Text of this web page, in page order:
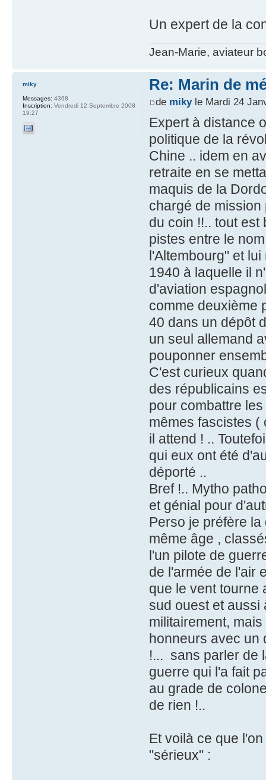
Un expert de la
Jean-Marie, aviateur
Re: Marin de
de mikyle Mardi 24
Expert à distance
politique de la
Chine .. idem en
retraite en se
maquis de la
chargé de
du coin !!.. tout
pistes entre le
l'Altembourg" et
1940 à laquelle il
d'aviation
comme deuxième
40 dans un dépôt
un seul allemand
pouponner
C'est curieux
des républicains
pour combattre
mêmes fascistes (
il attend ! ..
qui eux ont été
déporté ..
Bref !.. Mytho
et génial pour
Perso je préfère
même âge ,
l'un pilote de
de l'armée de l'air
que le vent tourne
sud ouest et aussi
militairement,
honneurs avec un
!... sans parler de
guerre qui l'a fait
au grade de
de rien !..
Et voilà ce que
"sérieux" :
miky
Messages: 4368
Inscription: Vendredi 12 Septembre 2008
19:27